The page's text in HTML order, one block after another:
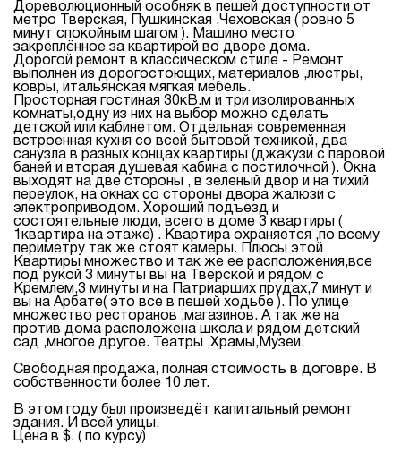
Дореволюционный особняк в пешей доступности от
метро Тверская, Пушкинская ,Чеховская ( ровно 5
минут спокойным шагом ). Машино место
закреплённое за квартирой во дворе дома.
Дорогой ремонт в классическом стиле - Ремонт
выполнен из дорогостоющих, материалов ,люстры,
ковры, итальянская мягкая мебель.
Просторная гостиная 30кВ.м и три изолированных
комнаты,одну из них на выбор можно сделать
детской или кабинетом. Отдельная современная
встроенная кухня со всей бытовой техникой, два
санузла в разных концах квартиры (джакузи с паровой
баней и вторая душевая кабина с постилочной ). Окна
выходят на две стороны , в зеленый двор и на тихий
переулок, на окнах со стороны двора жалюзи с
электроприводом. Хороший подъезд и
состоятельные люди, всего в доме 3 квартиры (
1квартира на этаже) . Квартира охраняется ,по всему
периметру так же стоят камеры. Плюсы этой
Квартиры множество и так же ее расположения,все
под рукой 3 минуты вы на Тверской и рядом с
Кремлем,3 минуты и на Патриарших прудах,7 минут и
вы на Арбате( это все в пешей ходьбе ). По улице
множество ресторанов ,магазинов. А так же на
против дома расположена школа и рядом детский
сад ,многое другое. Театры ,Храмы,Музеи.
Свободная продажа, полная стоимость в договре. В
собственности более 10 лет.
В этом году был произведёт капитальный ремонт
здания. И всей улицы.
Цена в $. ( по курсу)